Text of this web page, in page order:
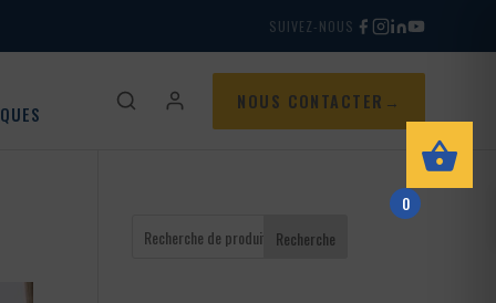
SUIVEZ-NOUS
NOUS CONTACTER
Recherche
0